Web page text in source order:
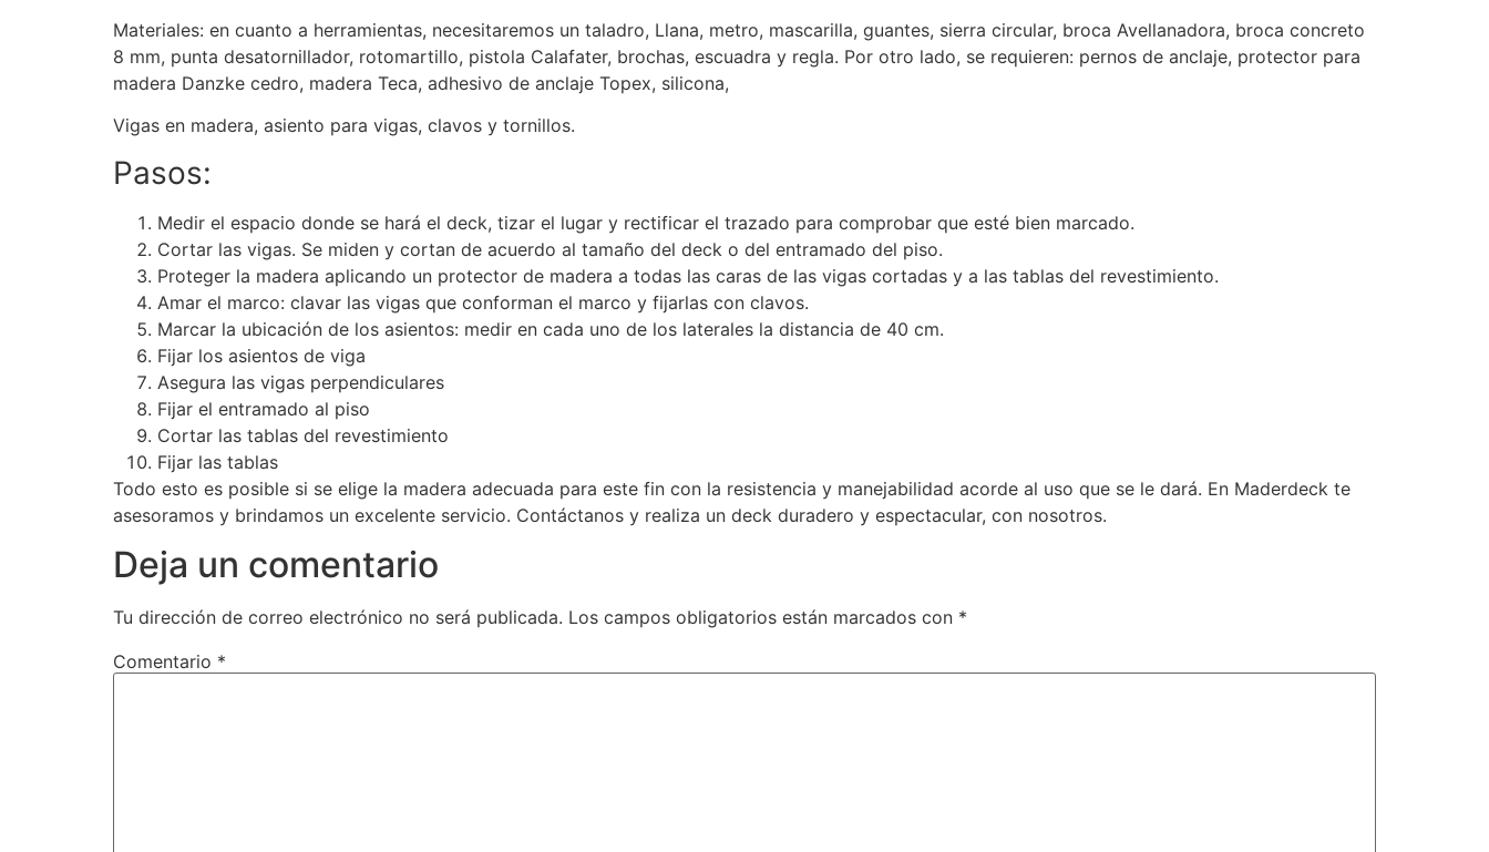
Materiales: en cuanto a herramientas, necesitaremos un taladro, Llana, metro, mascarilla, guantes, sierra circular, broca Avellanadora, broca concreto
8 mm, punta desatornillador, rotomartillo, pistola Calafater, brochas, escuadra y regla. Por otro lado, se requieren: pernos de anclaje, protector para
madera Danzke cedro, madera Teca, adhesivo de anclaje Topex, silicona,
Vigas en madera, asiento para vigas, clavos y tornillos.
Pasos:
Medir el espacio donde se hará el deck, tizar el lugar y rectificar el trazado para comprobar que esté bien marcado.
Cortar las vigas. Se miden y cortan de acuerdo al tamaño del deck o del entramado del piso.
Proteger la madera aplicando un protector de madera a todas las caras de las vigas cortadas y a las tablas del revestimiento.
Amar el marco: clavar las vigas que conforman el marco y fijarlas con clavos.
Marcar la ubicación de los asientos: medir en cada uno de los laterales la distancia de 40 cm.
Fijar los asientos de viga
Asegura las vigas perpendiculares
Fijar el entramado al piso
Cortar las tablas del revestimiento
Fijar las tablas
Todo esto es posible si se elige la madera adecuada para este fin con la resistencia y manejabilidad acorde al uso que se le dará. En Maderdeck te
asesoramos y brindamos un excelente servicio. Contáctanos y realiza un deck duradero y espectacular, con nosotros.
Deja un comentario
Tu dirección de correo electrónico no será publicada. Los campos obligatorios están marcados con *
Comentario *